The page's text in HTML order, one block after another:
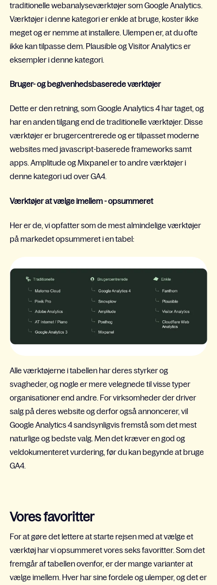
traditionelle webanalyseværktøjer som Google Analytics.
Værktøjer i denne kategori er enkle at bruge, koster ikke
meget og er nemme at installere. Ulempen er, at du ofte
ikke kan tilpasse dem. Plausible og Visitor Analytics er
eksempler i denne kategori.
Bruger- og begivenhedsbaserede værktøjer
Dette er den retning, som Google Analytics 4 har taget, og
har en anden tilgang end de traditionelle værktøjer. Disse
værktøjer er brugercentrerede og er tilpasset moderne
websites med javascript-baserede frameworks samt
apps. Amplitude og Mixpanel er to andre værktøjer i
denne kategori ud over GA4.
Værktøjer at vælge imellem - opsummeret
Her er de, vi opfatter som de mest almindelige værktøjer
på markedet opsummeret i en tabel:
Alle værktøjerne i tabellen har deres styrker og
svagheder, og nogle er mere velegnede til visse typer
organisationer end andre. For virksomheder der driver
salg på deres website og derfor også annoncerer, vil
Google Analytics 4 sandsynligvis fremstå som det mest
naturlige og bedste valg. Men det kræver en god og
veldokumenteret vurdering, før du kan begynde at bruge
GA4.
Vores favoritter
For at gøre det lettere at starte rejsen med at vælge et
værktøj har vi opsummeret vores seks favoritter. Som det
fremgår af tabellen ovenfor, er der mange varianter at
vælge imellem. Hver har sine fordele og ulemper, og det er